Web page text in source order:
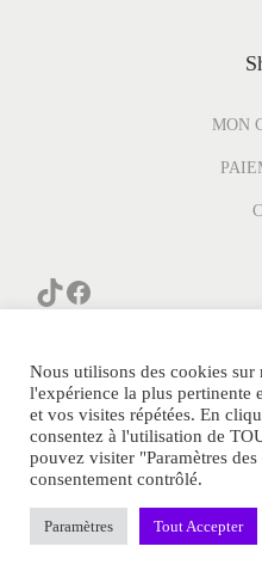
MON
© PARFUM-
POLITIQUE DE
Notre avis Parfum
MENTIONS
Nous utilisons des cookies
l'expérience la plus pertinente
et vos visites répétées. En
consentez à l'utilisation de
pouvez visiter "Paramètres
consentement contrôlé.
Paramètres Tout Accepter